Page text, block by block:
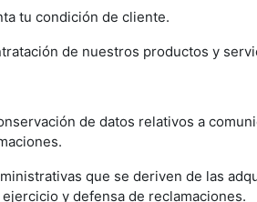
tu condición de cliente.
de nuestros productos y
de datos relativos a
que se deriven de las
y defensa de reclamaciones.